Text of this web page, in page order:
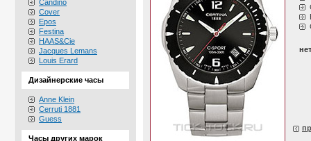
Candino
Cover
Epos
Festina
HAAS&Cie
Jacques Lemans
Louis Erard
Дизайнерские часы
Anne Klein
Cerruti 1881
Guess
Часы других марок